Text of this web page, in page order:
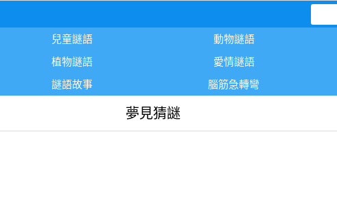
兒童謎語 動物謎語
植物謎語 愛情謎語
謎語故事 腦筋急轉彎
夢見猜謎